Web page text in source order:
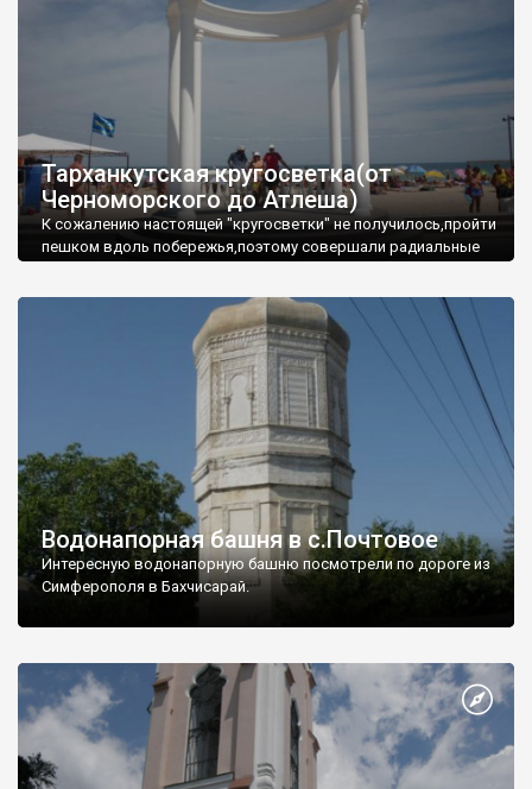
Тарханкутская кругосветка(от
Черноморского до Атлеша)
К сожалению настоящей "кругосветки" не получилось,пройти
пешком вдоль побережья,поэтому совершали радиальные
Водонапорная башня в с.Почтовое
Интересную водонапорную башню посмотрели по дороге из
Симферополя в Бахчисарай.